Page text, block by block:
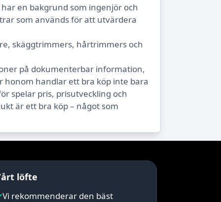
en bakgrund som ingenjör och
som används för att utvärdera
skäggtrimmers, hårtrimmers och
på dokumenterbar information,
honom handlar ett bra köp inte bara
spelar pris, prisutveckling och
är ett bra köp – något som
löfte
Vi rekommenderar den bäst